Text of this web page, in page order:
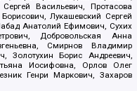
Васильевич, Протасова
Лукашевский Сергей
Анатолий Ефимович, Сухих
Добровольская Анна
Смирнов Владимир
Золотухин Борис Андреевич,
Иосифовна, Орлов Олег
Генри Маркович, Захаров